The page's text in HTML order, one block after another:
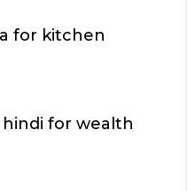
for kitchen
for wealth